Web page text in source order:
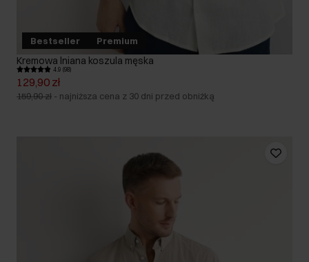
Bestseller Premium
Kremowa lniana koszula męska
4.9 (98)
129,90 zł
159,90 zł - najniższa cena z 30 dni przed obniżką